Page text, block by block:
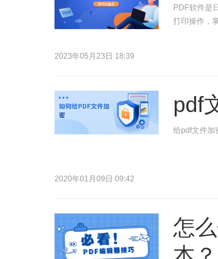
PDF软件是
打印操作，
2023年05月23日 18:39
pdf
给pdf文件加
2020年01月09日 09:42
怎